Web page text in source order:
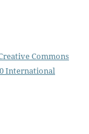
Commons
International